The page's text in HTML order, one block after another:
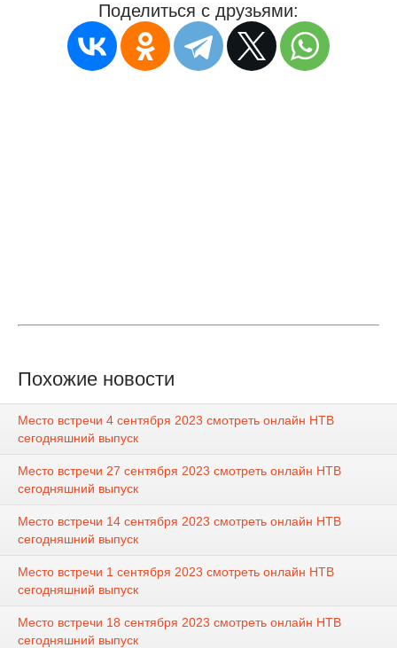
Поделиться с друзьями:
Похожие новости
Место встречи 4 сентября 2023 смотреть онлайн НТВ
сегодняшний выпуск
Место встречи 27 сентября 2023 смотреть онлайн НТВ
сегодняшний выпуск
Место встречи 14 сентября 2023 смотреть онлайн НТВ
сегодняшний выпуск
Место встречи 1 сентября 2023 смотреть онлайн НТВ
сегодняшний выпуск
Место встречи 18 сентября 2023 смотреть онлайн НТВ
сегодняшний выпуск